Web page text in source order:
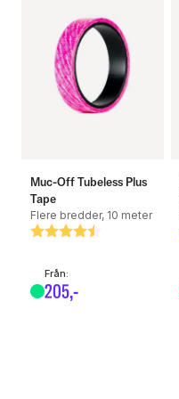
Muc-Off Tubeless Plus
Tape
Flere bredder, 10 meter
Betyg:
4.4 utav 5 stjärnor
205,-
Från: